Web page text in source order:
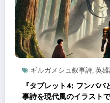
ギルガメシュ叙事詩, 英
『タブレット4: フンバ
事詩を現代風のイラスト